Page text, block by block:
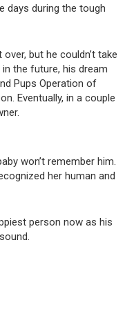
days during the tough
but he couldn’t take
the future, his dream
Pups Operation of
Eventually, in a couple
won’t remember him.
her human and
person now as his